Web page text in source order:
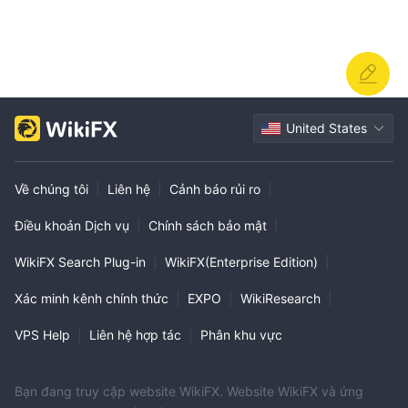
United States
Về chúng tôi Liên hệ Cảnh báo rủi ro
Điều khoản Dịch vụ Chính sách bảo mật
WikiFX Search Plug-in WikiFX(Enterprise Edition)
Xác minh kênh chính thức EXPO WikiResearch
VPS Help Liên hệ hợp tác Phân khu vực
Bạn đang truy cập website WikiFX. Website WikiFX và ứng